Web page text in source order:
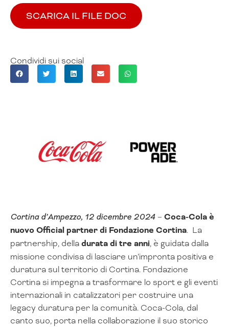
SCARICA IL FILE DOC
Condividi sui social
Cortina d’Ampezzo, 12 dicembre 2024 – Coca-Cola è
nuovo Official partner di Fondazione Cortina. La
partnership, delladurata di tre anni, è guidata dalla
missione condivisa di lasciare un’impronta positiva e
duratura sul territorio di Cortina. Fondazione
Cortina si impegna a trasformare lo sport e gli eventi
internazionali in catalizzatori per costruire una
legacy duratura per la comunità. Coca-Cola, dal
canto suo, porta nella collaborazione il suo storico